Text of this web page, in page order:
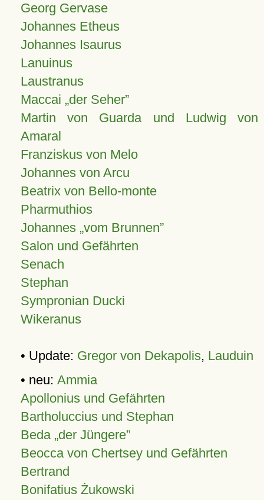
Georg Gervase
Johannes Etheus
Johannes Isaurus
Lanuinus
Laustranus
Maccai „der Seher”
Martin von Guarda und Ludwig von
Amaral
Franziskus von Melo
Johannes von Arcu
Beatrix von Bello-monte
Pharmuthios
Johannes vom Brunnen
Salon und Gefährten
Senach
Stephan
Sympronian Ducki
Wikeranus
• Update: Gregor von Dekapolis, Lauduin
• neu: Ammia
Apollonius und Gefährten
Bartholuccius und Stephan
Beda „der Jüngere”
Beocca von Chertsey und Gefährten
Bertrand
Bonifatius Żukowski